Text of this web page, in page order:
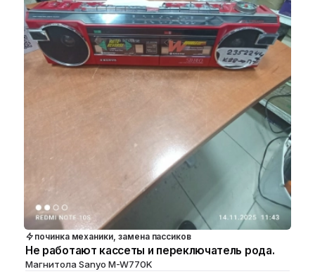
починка механики, замена пассиков
Не работают кассеты и переключатель рода.
Магнитола Sanyo M-W770K